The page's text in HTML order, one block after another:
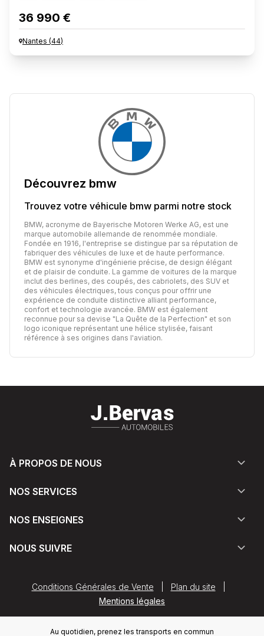
36 990 €
Nantes (44)
Découvrez bmw
Trouvez votre véhicule bmw parmi notre stock
BMW, acronyme de Bayerische Motoren Werke AG, est une
marque automobile allemande de renommée mondiale.
Fondée en 1916, l'entreprise se distingue par sa réputation de
fabriquer des véhicules de luxe et de haute performance.
BMW est synonyme d'ingénierie précise, de design élégant
et de plaisir de conduite. La gamme de voitures de la marque
inclut des berlines, des coupés, des cabriolets, des SUV et
des véhicules électriques, tous conçus pour offrir une
expérience de conduite distinctive alliant performance,
confort et technologie avancée. BMW est également
reconnue pour sa devise "La Quête de la Perfection" et son
logo iconique représentant une hélice stylisée, faisant
référence à ses origines dans l'aviation.
À PROPOS DE NOUS
NOS SERVICES
NOS ENSEIGNES
NOUS SUIVRE
Conditions Générales de Vente Plan du site
Mentions légales
Au quotidien, prenez les transports en commun